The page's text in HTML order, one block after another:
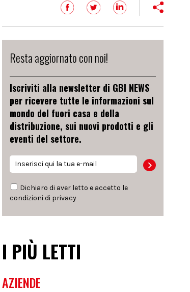
Resta aggiornato con noi!
Iscriviti alla newsletter di GBI NEWS
per ricevere tutte le informazioni sul
mondo del fuori casa e della
distribuzione, sui nuovi prodotti e gli
eventi del settore.
Dichiaro di aver letto e accetto le
condizioni di privacy
I PIÙ LETTI
AZIENDE